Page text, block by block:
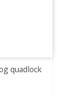
quadlock